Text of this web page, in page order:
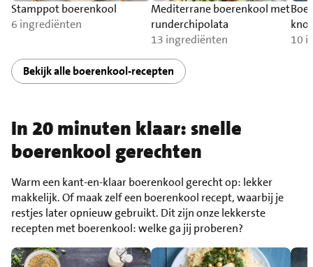
Stamppot boerenkool
6 ingrediënten
Mediterrane boerenkool met
runderchipolata
13 ingrediënten
10
Bekijk alle boerenkool-recepten
In 20 minuten klaar: snelle
boerenkool gerechten
Warm een kant-en-klaar boerenkool gerecht op: lekker
makkelijk. Of maak zelf een boerenkool recept, waarbij je
restjes later opnieuw gebruikt. Dit zijn onze lekkerste
recepten met boerenkool: welke ga jij proberen?